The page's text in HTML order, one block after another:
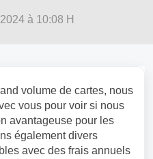
à 10:08 H
volume de cartes, nous
vous pour voir si nous
avantageuse pour les
également divers
avec des frais annuels